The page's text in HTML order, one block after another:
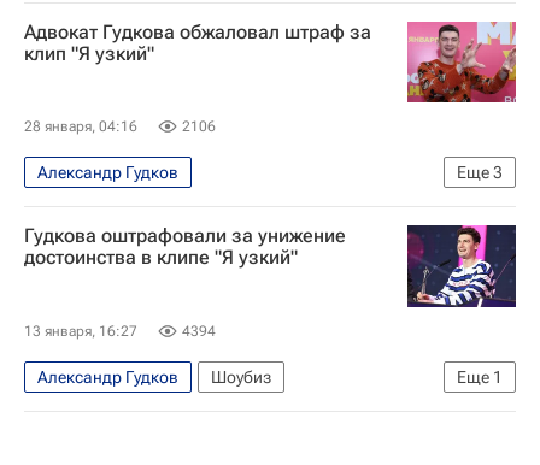
Происшествия
Адвокат Гудкова обжаловал штраф за
клип "Я узкий"
28 января, 04:16 2106
Еще3
Александр Гудков
SHAMAN (Ярослав Дронов)
Происшествия
Россия
Гудкова оштрафовали за унижение
достоинства в клипе "Я узкий"
13 января, 16:27 4394
Еще 1
Александр Гудков
Шоубиз
Московская область (Подмосковье)